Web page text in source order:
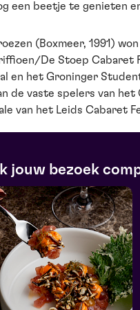
een beetje te genieten
(Boxmeer, 1991)
De Stoep Cabaret
en het Groninger
de vaste spelers van het
van het Leids Cabaret
jouw bezoek